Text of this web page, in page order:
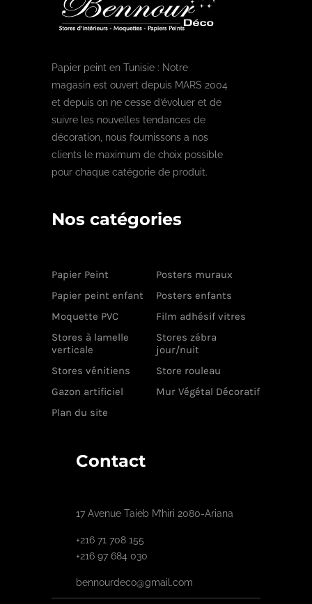
Papier peint en Tunisie : Notre
magasin est ouvert depuis MARS 2004
et depuis on ne cesse d’évoluer et de
suivre les nouvelles tendances de
décoration, nous fournissons a nos
clients le maximum de choix possible
pour chaque catégorie de produit.
Nos catégories
Papier Peint
Posters muraux
Papier peint enfant
Posters enfants
Moquette PVC
Film adhésif vitres
Stores à lamelle
verticale
Stores zébra
jour/nuit
Stores vénitiens
Store rouleau
Gazon artificiel
Mur Végétal Décoratif
Plan du site
Contact
17 Avenue Taieb M’hiri 2080-Ariana
+216 71 708 155
+216 97 684 030
bennourdeco@gmail.com